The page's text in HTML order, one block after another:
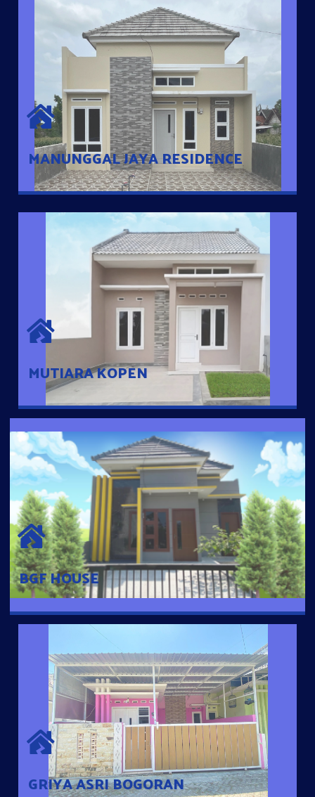
MANUNGGAL JAYA RESIDENCE
MANUNGGAL JAYA RESIDENCE
Cluster Exclusive dengan one Gate System, terdapat taman
mini dan memiliki jarak 200m dari jalan nasional serta dekat
dengan pusat kota
MUTIARA KOPEN
MUTIARA KOPEN
Hunian nyaman dengan suasana pedesaan. 10 menit dari pusat
kota, 2 menit dari Ring Road
BGF HOUSE
BGF HOUSE
Hunian Mewah Pusat Kota dengan fasilitas Free Desain, Dapur,
Parkir Mobil dengan 3 Kamar Tidur dan 2 Kamar Mandi.
GRIYA ASRI BOGORAN
GRIYA ASRI BOGORAN
Desain Modern Minimalis dengan Konsep Rumah Pintar
Sehingga Memudahkan Penghuni mengakses rumahnya
dengan Ponsel